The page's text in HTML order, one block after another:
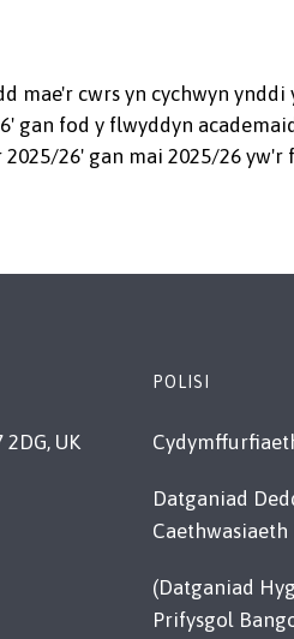
cwrs yn cychwyn
fod y flwyddyn
26' gan mai 2025/26
UK
POLISI
Datganiad
Caethwasiaeth
(Datganiad
Prifysgol